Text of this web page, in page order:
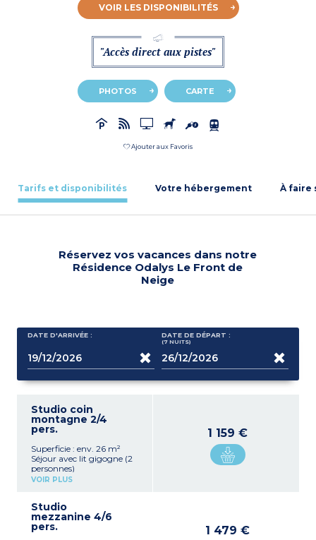
VOIR LES DISPONIBILITÉS
"Accès direct aux pistes"
PHOTOS CARTE
Ajouter aux Favoris
Tarifs et disponibilités Votre hébergement À faire
Réservez vos vacances dans notre
Résidence Odalys Le Front de
Neige
DATE D'ARRIVÉE : DATE DE DÉPART :
(7 NUITS)
Studio coin
montagne 2/4
pers.
Superficie : env. 26 m²
Séjour avec lit gigogne (2
personnes)
Coin cabine (séparé du
Kitchenette équipée
(plaque vitrocéramique,
micro-ondes, réfrigérateur,
VOIR PLUS
1 159 €
Studio
mezzanine 4/6
pers. 1 479 €